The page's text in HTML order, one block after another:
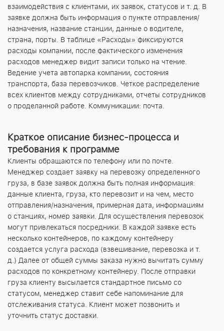
взаимодействия с клиентами, их заявок, статусов и т. д. В
заявке должна быть информация о пункте отправления/
назначения, название станции, данные о водителе,
страна, порты. В таблице «Расходы» фиксируются
расходы компании, после фактического изменения
расходов менеджер видит записи только на чтение.
Ведение учета автопарка компании, состояния
транспорта, база перевозчиков. Четкое распределение
всех клиентов между сотрудниками, отчеты сотрудников
о проделанной работе. Коммуникации: почта.
Краткое описание бизнес-процесса и
требования к программе
Клиенты обращаются по телефону или по почте.
Менеджер создает заявку на перевозку определенного
груза, в базе заявок должна быть полная информация:
данные клиента, груза, кто перевозит и на чем, место
отправления/назначения, примерная дата, информациям
о станциях, номер заявки. Для осуществления перевозок
могут привлекаться посредники. В каждой заявке есть
несколько контейнеров, по каждому контейнеру
создается услуга расхода (взвешивание, перевозка и т.
д.) Далее от общей суммы заказа нужно вычитать сумму
расходов по конкретному контейнеру. После отправки
груза клиенту высылается стандартное письмо со
статусом, менеджер ставит себе напоминание для
отслеживания статуса. Клиент может позвонить и
уточнить статус доставки.